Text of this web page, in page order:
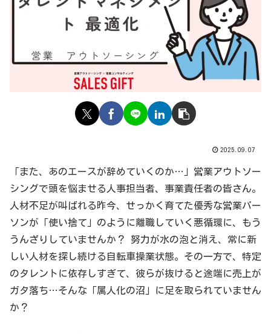
2025.09.07
「また、あのエースが辞めていくのか…」営業アウトソー
シングで頭を悩ませる人事担当者、事業責任者の皆さん。
人材不足が叫ばれる昨今、せっかく育てた優秀な営業パー
ソンが「使い捨て」のように離職していく悪循環に、もう
うんざりしていませんか？ 努力が水の泡と消え、常に新
しい人材を探し続ける自転車操業状態。その一方で、特定
のタレントに依存しすぎて、彼らが抜けると途端に売上が
ガタ落ち…そんな「属人化の沼」に足を取られていません
か？